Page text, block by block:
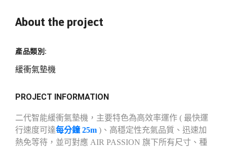
About the project
產品類別:
緩衝氣墊機
PROJECT INFORMATION
二代智能緩衝氣墊機，主要特色為高效率運作 ( 最快運
行速度可達每分鐘 25m )、高穩定性充氣品質、迅速加
熱免等待，並可對應 AIR PASSION 旗下所有尺寸、種